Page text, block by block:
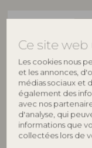
Ce site web
Les cookies nous
et les annonces,
médias sociaux et
également des
avec nos
d'analyse, qui
informations que
collectées lors de
BLOOMINGVILLE